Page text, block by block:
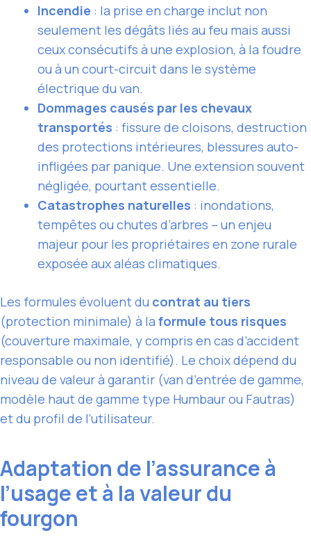
Incendie : la prise en charge inclut non
seulement les dégâts liés au feu mais aussi
ceux consécutifs à une explosion, à la foudre
ou à un court-circuit dans le système
électrique du van.
Dommages causés par les chevaux
transportés : fissure de cloisons, destruction
des protections intérieures, blessures auto-
infligées par panique. Une extension souvent
négligée, pourtant essentielle.
Catastrophes naturelles : inondations,
tempêtes ou chutes d’arbres – un enjeu
majeur pour les propriétaires en zone rurale
exposée aux aléas climatiques.
Les formules évoluent du contrat au tiers
(protection minimale) à la formule tous risques
(couverture maximale, y compris en cas d’accident
responsable ou non identifié). Le choix dépend du
niveau de valeur à garantir (van d’entrée de gamme,
modèle haut de gamme type Humbaur ou Fautras)
et du profil de l’utilisateur.
Adaptation de l’assurance à
l’usage et à la valeur du
fourgon